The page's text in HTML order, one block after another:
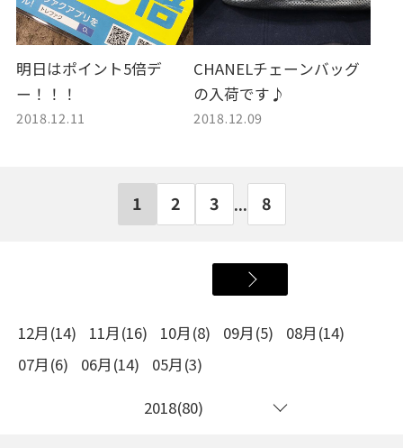
明日はポイント5倍デ
ー！！！
2018.12.11
CHANELチェーンバッグ
の入荷です♪
2018.12.09
1 2 3 ... 8
12月(14) 11月(16) 10月(8) 09月(5)
08月(14)
07月(6)
06月(14)
05月(3)
2018(80)